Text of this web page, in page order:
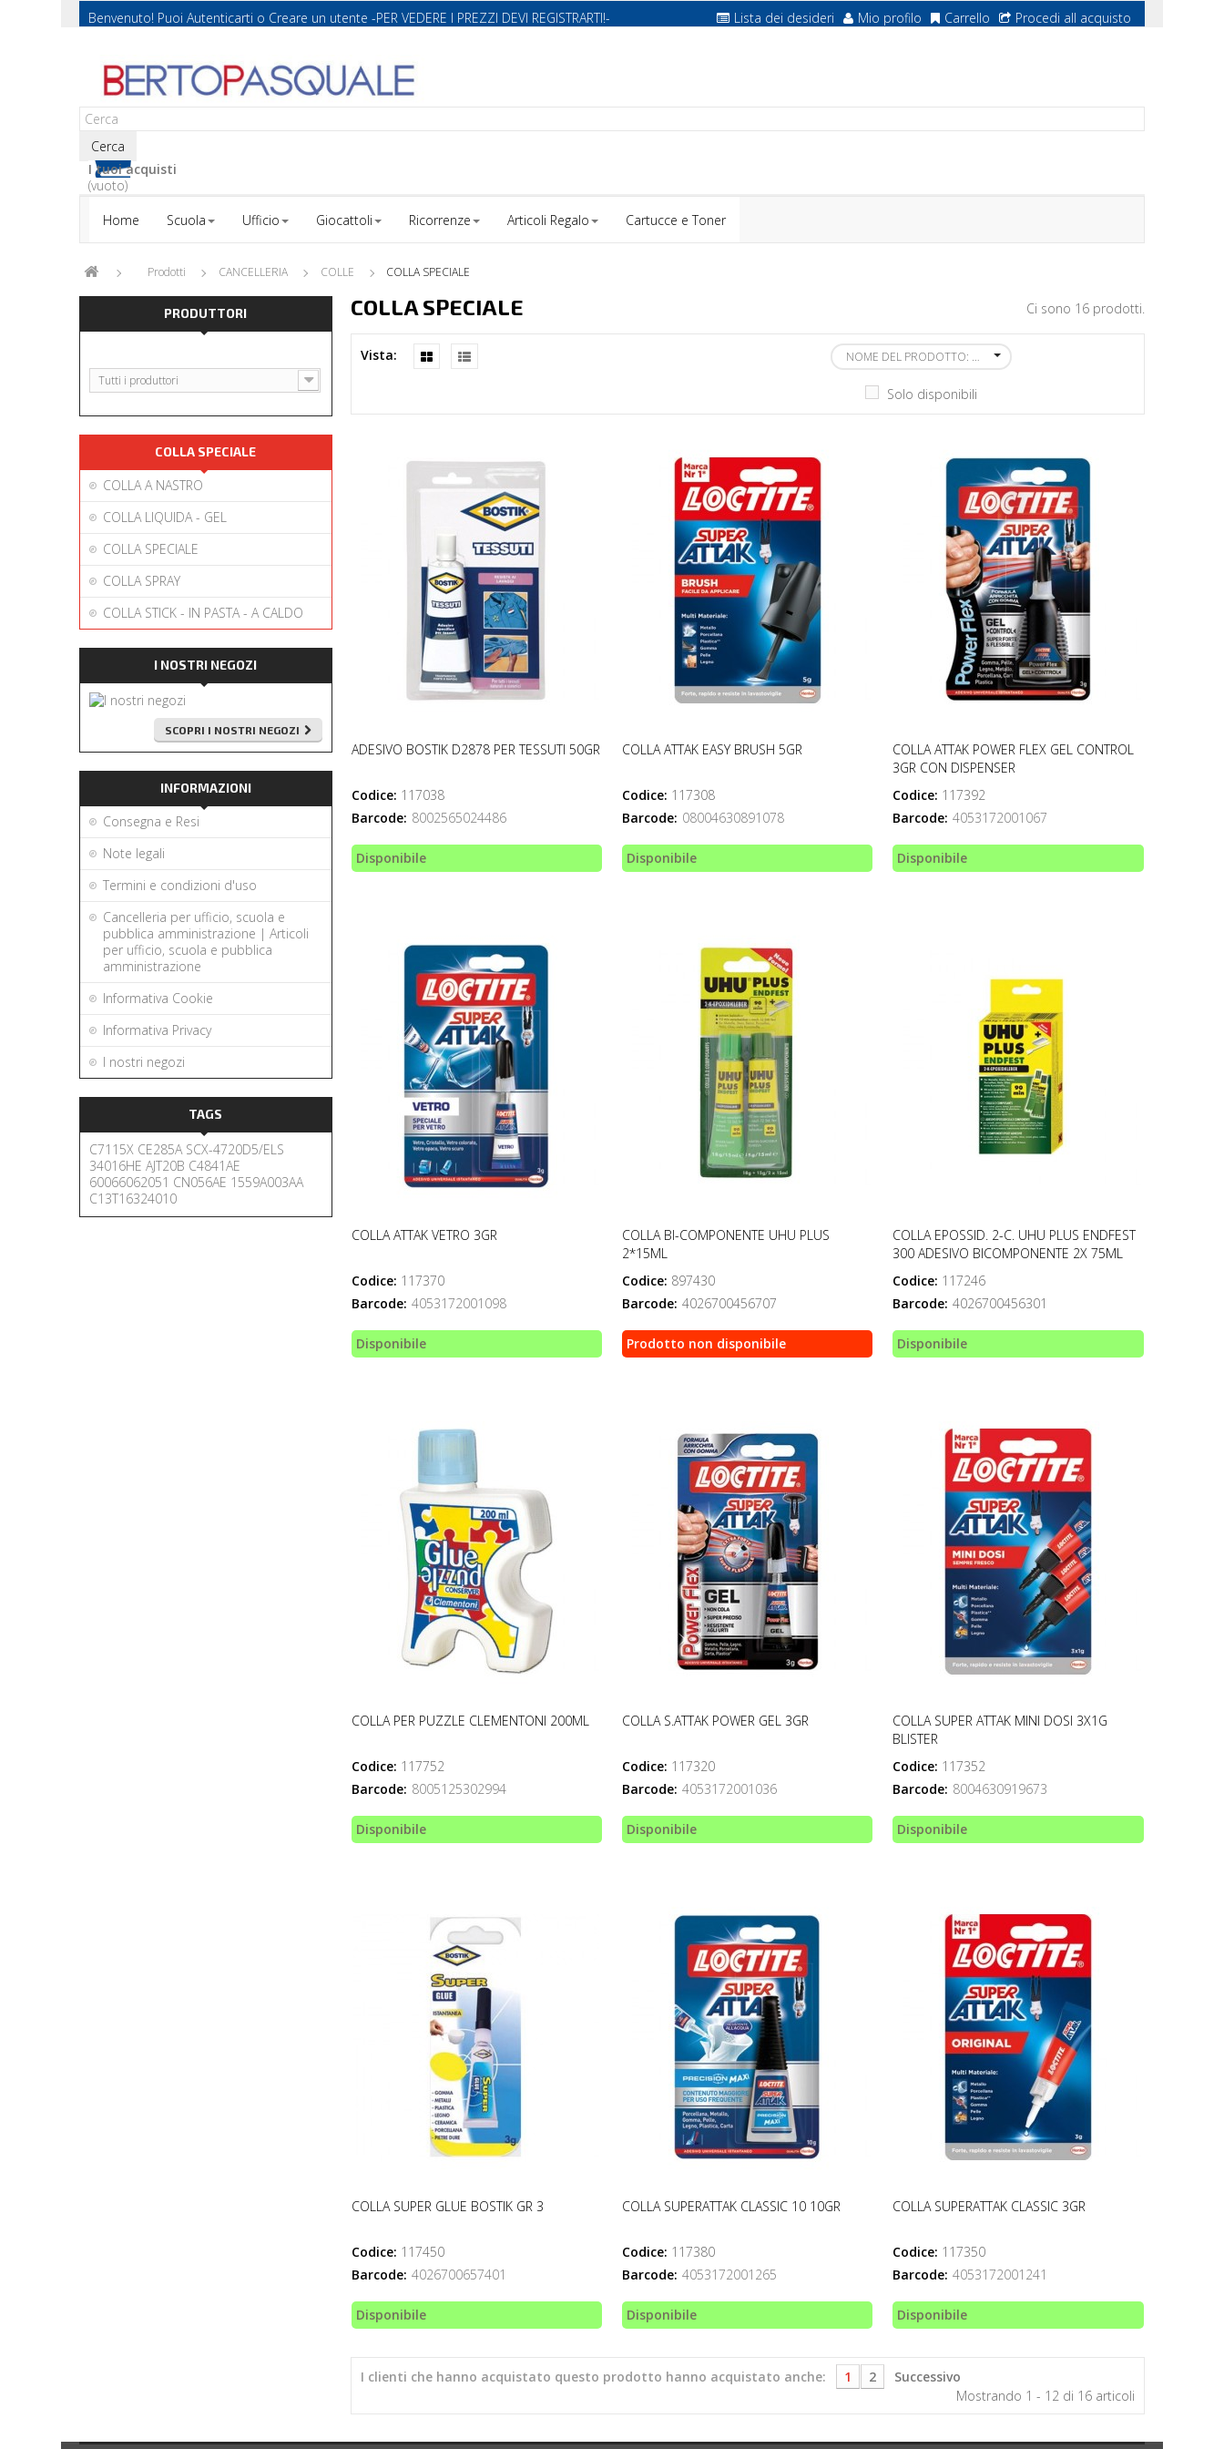
Benvenuto! Puoi Autenticarti o Creare un utente -PER VEDERE I PREZZI DEVI REGISTRARTI!- Lista dei desideri Mio profilo Carrello Procedi all acquisto
Cerca
I tuoi acquisti
(vuoto)
Home
Scuola Ufficio Giocattoli Ricorrenze Articoli Regalo Cartucce e Toner
Prodotti CANCELLERIA COLLE COLLA SPECIALE
PRODUTTORI
Tutti i produttori
COLLA SPECIALE
COLLA A NASTRO
COLLA LIQUIDA - GEL
COLLA SPECIALE
COLLA SPRAY
COLLA STICK - IN PASTA - A CALDO
I NOSTRI NEGOZI
SCOPRI I NOSTRI NEGOZI
INFORMAZIONI
Consegna e Resi
Note legali
Termini e condizioni d'uso
Cancelleria per ufficio, scuola e
pubblica amministrazione | Articoli
per ufficio, scuola e pubblica
amministrazione
Informativa Cookie
Informativa Privacy
I nostri negozi
TAGS
C7115X CE285A SCX-4720D5/ELS
34016HE AJT20B C4841AE
60066062051 CN056AE 1559A003AA
C13T16324010
COLLA SPECIALE Ci sono 16 prodotti.
Vista: NOME DEL PRODOTTO: DALLA A ALLA Z
Solo disponibili
ADESIVO BOSTIK D2878 PER TESSUTI 50GR
Codice: 117038
Barcode: 8002565024486
Disponibile
COLLA ATTAK EASY BRUSH 5GR
Codice: 117308
Barcode: 08004630891078
Disponibile
COLLA ATTAK POWER FLEX GEL CONTROL
3GR CON DISPENSER
Codice: 117392
Barcode: 4053172001067
Disponibile
COLLA ATTAK VETRO 3GR
Codice: 117370
Barcode: 4053172001098
Disponibile
COLLA BI-COMPONENTE UHU PLUS
2*15ML
Codice: 897430
Barcode: 4026700456707
Prodotto non disponibile
COLLA EPOSSID. 2-C. UHU PLUS ENDFEST
300 ADESIVO BICOMPONENTE 2X 75ML
Codice: 117246
Barcode: 4026700456301
Disponibile
COLLA PER PUZZLE CLEMENTONI 200ML
Codice: 117752
Barcode: 8005125302994
Disponibile
COLLA S.ATTAK POWER GEL 3GR
Codice: 117320
Barcode: 4053172001036
Disponibile
COLLA SUPER ATTAK MINI DOSI 3X1G
BLISTER
Codice: 117352
Barcode: 8004630919673
Disponibile
COLLA SUPER GLUE BOSTIK GR 3
Codice: 117450
Barcode: 4026700657401
Disponibile
COLLA SUPERATTAK CLASSIC 10 10GR
Codice: 117380
Barcode: 4053172001265
Disponibile
COLLA SUPERATTAK CLASSIC 3GR
Codice: 117350
Barcode: 4053172001241
Disponibile
I clienti che hanno acquistato questo prodotto hanno acquistato anche: 1 2
Successivo
Mostrando 1 - 12 di 16 articoli